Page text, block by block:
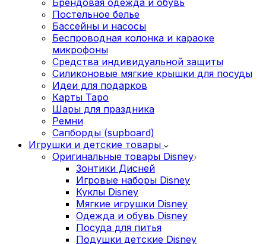
Постельное белье
Бассейны и насосы
Беспроводная колонка и караоке
микрофоны
Средства индивидуальной защиты
Силиконовые мягкие крышки для посуды
Идеи для подарков
Карты Таро
Шары для праздника
Ремни
Сапборды (supboard)
Игрушки и детские товары
Оригинальные товары Disney
Зонтики Дисней
Игровые наборы Disney
Куклы Disney
Мягкие игрушки Disney
Одежда и обувь Disney
Посуда для питья
Подушки детские Disney